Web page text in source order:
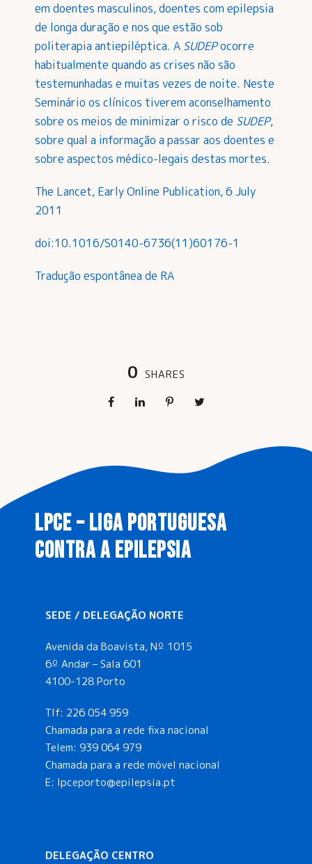
em doentes masculinos, doentes com epilepsia
de longa duração e nos que estão sob
politerapia antiepiléptica. A SUDEPocorre
habitualmente quando as crises não são
testemunhadas e muitas vezes de noite. Neste
Seminário os clínicos tiverem aconselhamento
sobre os meios de minimizar o risco de SUDEP,
sobre qual a informação a passar aos doentes e
sobre aspectos médico-legais destas mortes.
The Lancet, Early Online Publication, 6 July
2011
doi:10.1016/S0140-6736(11)60176-1
Tradução espontânea de RA
0 SHARES
LPCE – LIGA PORTUGUESA
CONTRA A EPILEPSIA
SEDE / DELEGAÇÃO NORTE
Avenida da Boavista, Nº 1015
6º Andar – Sala 601
4100-128 Porto
Tlf: 226 054 959
Chamada para a rede fixa nacional
Telem: 939 064 979
Chamada para a rede móvel nacional
E: lpceporto@epilepsia.pt
DELEGAÇÃO CENTRO